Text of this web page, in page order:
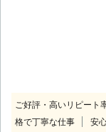
ご好評・高いリピート
格で丁寧な仕事
安